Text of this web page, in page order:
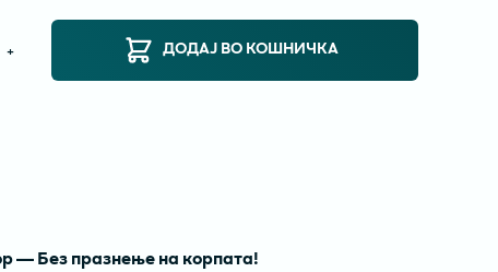
+ ДОДАЈ ВО КОШНИЧКА
— Без празнење на корпата!